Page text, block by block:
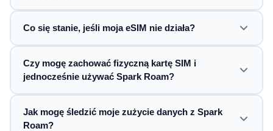
Co się stanie, jeśli moja eSIM nie działa?
Czy mogę zachować fizyczną kartę SIM i
jednocześnie używać Spark Roam?
Jak mogę śledzić moje zużycie danych z Spark
Roam?